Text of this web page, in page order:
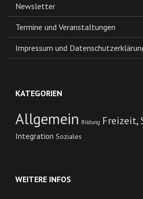
Newsletter
Termine und Veranstaltungen
Impressum und
KATEGORIEN
Allgemein Bildung Freizeit,
Integration Soziales
WEITERE INFOS